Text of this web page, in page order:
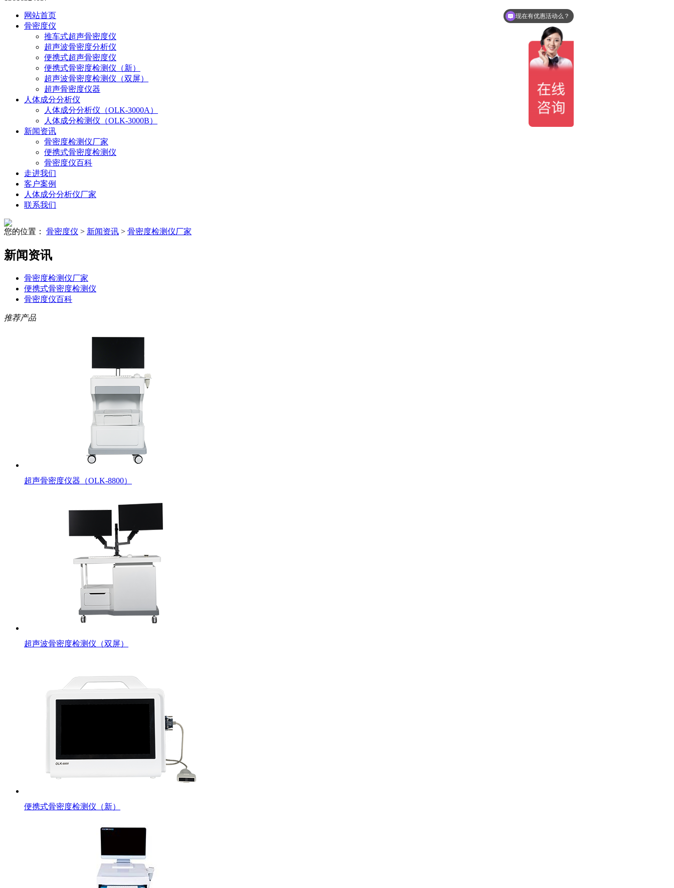
网站首页
骨密度仪
推车式超声骨密度仪
超声波骨密度分析仪
便携式超声骨密度仪
便携式骨密度检测仪（新）
超声波骨密度检测仪（双屏）
超声骨密度仪器
人体成分分析仪
人体成分分析仪（OLK-3000A）
人体成分检测仪（OLK-3000B）
新闻资讯
骨密度检测仪厂家
便携式骨密度检测仪
骨密度仪百科
走进我们
客户案例
人体成分分析仪厂家
联系我们
您的位置： 骨密度仪 > 新闻资讯 > 骨密度检测仪厂家
新闻资讯
骨密度检测仪厂家
便携式骨密度检测仪
骨密度仪百科
推荐产品
超声骨密度仪器（OLK-8800）
超声波骨密度检测仪（双屏）
便携式骨密度检测仪（新）
现在有优惠活动么？